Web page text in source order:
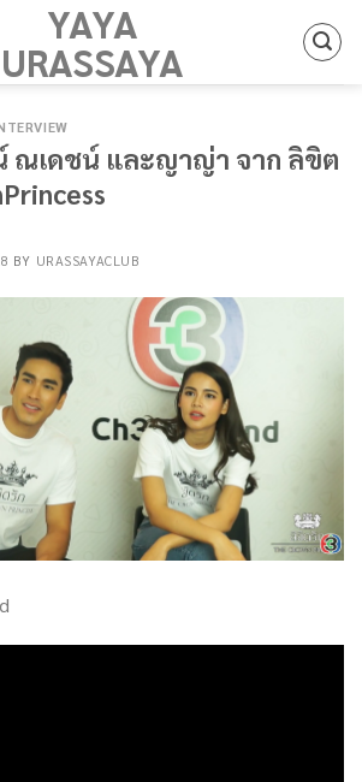
YAYA
URASSAYA
ณเดชน์ และญาญ่า จาก ลิขิต
BY URASSAYACLUB